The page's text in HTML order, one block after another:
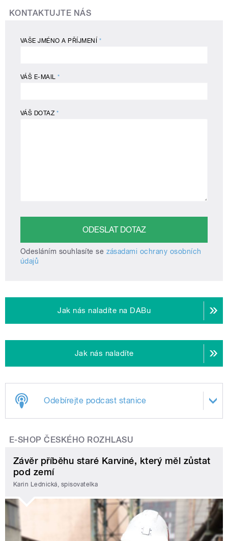
KONTAKTUJTE NÁS
VAŠE JMÉNO A PŘÍJMENÍ *
VÁŠ E-MAIL*
VÁŠ DOTAZ *
Odesláním souhlasíte se zásadami ochrany osobních
údajů
Jak nás naladíte na DABu
Jak nás naladíte
Odebírejte podcast stanice
E-SHOP ČESKÉHO ROZHLASU
Závěr příběhu staré Karviné, který měl zůstat
pod zemí
Karin Lednická, spisovatelka